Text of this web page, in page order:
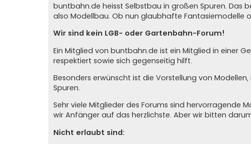
buntbahn.de heisst Selbstbau in großen Spuren. Das
also Modellbau. Ob nun glaubhafte Fantasiemodelle
Wir sind kein LGB- oder Gartenbahn-Forum!
Ein Mitglied von buntbahn.de ist ein Mitglied in einer
respektiert sowie sich gegenseitig hilft.
Besonders erwünscht ist die Vorstellung von
Spuren.
Sehr viele Mitglieder des Forums sind hervorragende
wir Anfänger auf das herzlichste. Aber wir bitten
Nicht erlaubt sind: